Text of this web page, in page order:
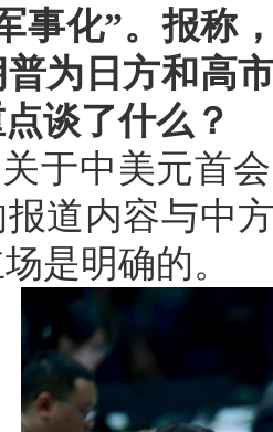
事化”。报称
为日方和高
谈了什么？
于中美元首
道内容与中
是明确的。